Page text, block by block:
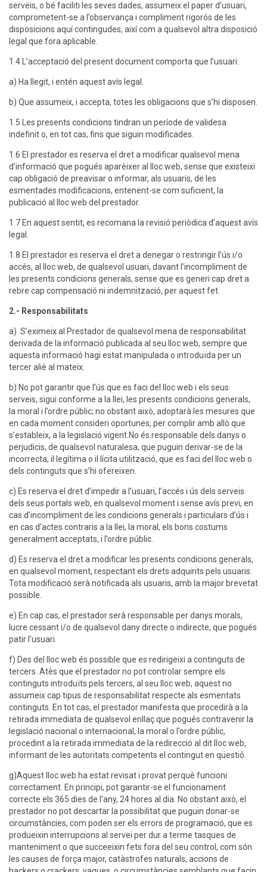
serveis, o bé faciliti les seves dades, assumeix el paper d’usuari,
comprometent-se a l’observança i compliment rigorós de les
disposicions aquí contingudes, així com a qualsevol altra disposició
legal que fora aplicable.
1.4 L’acceptació del present document comporta que l’usuari:
a) Ha llegit, i entén aquest avís legal.
b) Que assumeix, i accepta, totes les obligacions que s’hi disposen.
1.5 Les presents condicions tindran un període de validesa
indefinit o, en tot cas, fins que siguin modificades.
1.6 El prestador es reserva el dret a modificar qualsevol mena
d’informació que pogués aparèixer al lloc web, sense que existeixi
cap obligació de preavisar o informar, als usuaris, de les
esmentades modificacions, entenent-se com suficient, la
publicació al lloc web del prestador.
1.7 En aquest sentit, es recomana la revisió periòdica d’aquest avís
legal.
1.8 El prestador es reserva el dret a denegar o restringir l’ús i/o
accés, al lloc web, de qualsevol usuari, davant l’incompliment de
les presents condicions generals, sense que es generi cap dret a
rebre cap compensació ni indemnització, per aquest fet.
2.- Responsabilitats
a) S’eximeix al Prestador de qualsevol mena de responsabilitat
derivada de la informació publicada al seu lloc web, sempre que
aquesta informació hagi estat manipulada o introduïda per un
tercer aliè al mateix.
b) No pot garantir que l’ús que es faci del lloc web i els seus
serveis, sigui conforme a la llei, les presents condicions generals,
la moral i l’ordre públic; no obstant això, adoptarà les mesures que
en cada moment consideri oportunes, per complir amb allò que
s’estableix, a la legislació vigent.No és responsable dels danys o
perjudicis, de qualsevol naturalesa, que puguin derivar-se de la
incorrecta, il·legítima o il·lícita utilització, que es faci del lloc web o
dels continguts que s’hi ofereixen.
c) Es reserva el dret d’impedir a l’usuari, l’accés i ús dels serveis
dels seus portals web, en qualsevol moment i sense avís previ, en
cas d’incompliment de les condicions generals i particulars d’ús i
en cas d’actes contraris a la llei, la moral, els bons costums
generalment acceptats, i l’ordre públic.
d) Es reserva el dret a modificar les presents condicions generals,
en qualsevol moment, respectant els drets adquirits pels usuaris.
Tota modificació serà notificada als usuaris, amb la major brevetat
possible.
e) En cap cas, el prestador serà responsable per danys morals,
lucre cessant i/o de qualsevol dany directe o indirecte, que pogués
patir l’usuari.
f) Des del lloc web és possible que es redirigeixi a continguts de
tercers. Atès que el prestador no pot controlar sempre els
continguts introduïts pels tercers, al seu lloc web, aquest no
assumeix cap tipus de responsabilitat respecte als esmentats
continguts. En tot cas, el prestador manifesta que procedirà a la
retirada immediata de qualsevol enllaç que pogués contravenir la
legislació nacional o internacional, la moral o l’ordre públic,
procedint a la retirada immediata de la redirecció al dit lloc web,
informant de les autoritats competents el contingut en qüestió.
g)Aquest lloc web ha estat revisat i provat perquè funcioni
correctament. En principi, pot garantir-se el funcionament
correcte els 365 dies de l’any, 24 hores al dia. No obstant això, el
prestador no pot descartar la possibilitat que puguin donar-se
circumstàncies, com poden ser els errors de programació, que es
produeixin interrupcions al servei per dur a terme tasques de
manteniment o que succeeixin fets fora del seu control, com són
les causes de força major, catàstrofes naturals, accions de